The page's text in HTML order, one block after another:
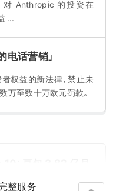
对 Anthropic 的投资在
...
电话营销」
权益的新法律，禁止未
万至数十万欧元罚款。
整服务